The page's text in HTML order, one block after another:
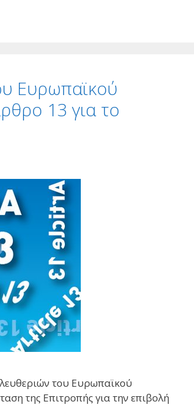
Ευρωπαϊκού
13 για το
του Ευρωπαϊκού
της Επιτροπής για την επιβολή